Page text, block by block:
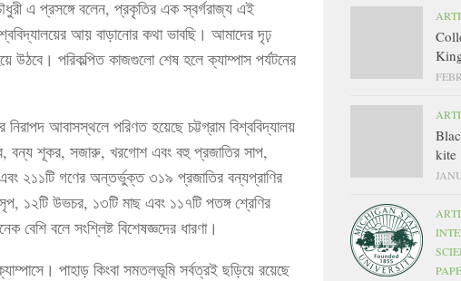
এ প্রসঙ্গে বলেন, প্রকৃতির এক স্বর্গরাজ্য এই
আয় বাড়ানোর কথা ভাবছি। আমাদের দৃঢ়
উঠবে। পরিকল্পিত কাজগুলো শেষ হলে ক্যাম্পাস পর্যটনের
আবাসস্থলে পরিণত হয়েছে চট্টগ্রাম বিশ্ববিদ্যালয়
বন্য শূকর, সজারু, খরগোশ এবং বহু প্রজাতির সাপ,
২১১টি গণের অন্তর্ভুক্ত ৩১৯ প্রজাতির বন্যপ্রাণির
১২টি উভচর, ১৩টি মাছ এবং ১১৭টি পতঙ্গ শ্রেণির
বেশি বলে সংশ্লিষ্ট বিশেষজ্ঞদের ধারণা।
পাহাড় কিংবা সমতলভূমি সর্বত্রই ছড়িয়ে রয়েছে
kite